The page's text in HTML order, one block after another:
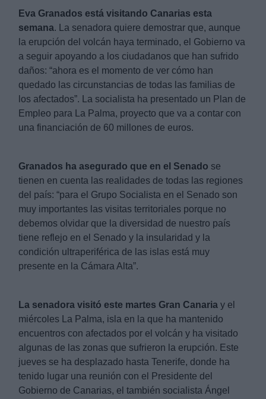
Eva Granados está visitando Canarias esta
semana. La senadora quiere demostrar que, aunque
la erupción del volcán haya terminado, el Gobierno va
a seguir apoyando a los ciudadanos que han sufrido
daños: “ahora es el momento de ver cómo han
quedado las circunstancias de todas las familias de
los afectados”. La socialista ha presentado un Plan de
Empleo para La Palma, proyecto que va a contar con
una financiación de 60 millones de euros.
Granados ha asegurado que en el Senado se
tienen en cuenta las realidades de todas las regiones
del país: “para el Grupo Socialista en el Senado son
muy importantes las visitas territoriales porque no
debemos olvidar que la diversidad de nuestro país
tiene reflejo en el Senado y la insularidad y la
condición ultraperiférica de las islas está muy
presente en la Cámara Alta”.
La senadora visitó este martes Gran Canaria y el
miércoles La Palma, isla en la que ha mantenido
encuentros con afectados por el volcán y ha visitado
algunas de las zonas que sufrieron la erupción. Este
jueves se ha desplazado hasta Tenerife, donde ha
tenido lugar una reunión con el Presidente del
Gobierno de Canarias, el también socialista Ángel